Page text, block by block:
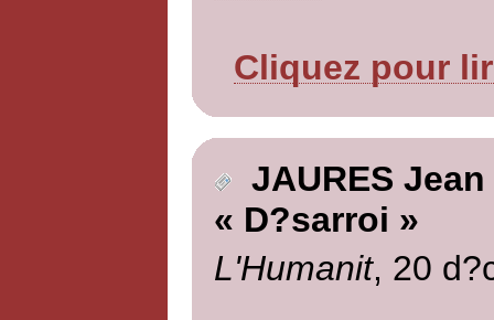
Cliquez pour
JAURES Jean
« D?sarroi »
L'Humanit, 20